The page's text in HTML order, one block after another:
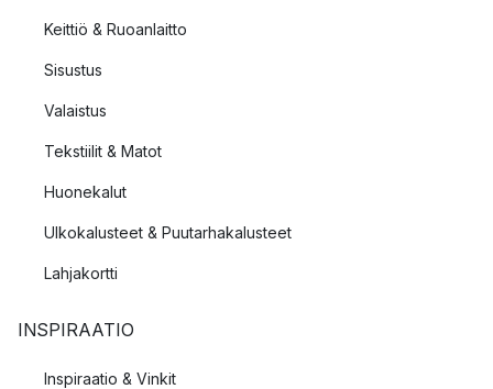
Keittiö & Ruoanlaitto
Sisustus
Valaistus
Tekstiilit & Matot
Huonekalut
Ulkokalusteet & Puutarhakalusteet
Lahjakortti
INSPIRAATIO
Inspiraatio & Vinkit